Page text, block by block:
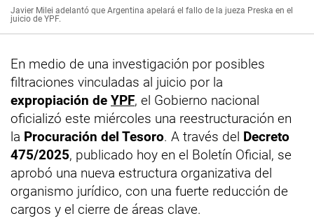
Javier Milei adelantó que Argentina apelará el fallo de la jueza Preska en el
juicio de YPF.
En medio de una investigación por posibles
filtraciones vinculadas al juicio por la
expropiación de YPF, el Gobierno nacional
oficializó este miércoles una reestructuración en
la Procuración del Tesoro. A través del Decreto
475/2025, publicado hoy en el Boletín Oficial, se
aprobó una nueva estructura organizativa del
organismo jurídico, con una fuerte reducción de
cargos y el cierre de áreas clave.